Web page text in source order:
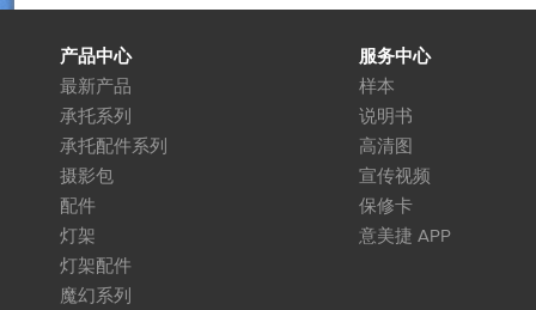
产品中心
最新产品
承托系列
承托配件系列
摄影包
配件
灯架
灯架配件
魔幻系列
服务中心
样本
说明书
高清图
宣传视频
保修卡
意美捷 APP